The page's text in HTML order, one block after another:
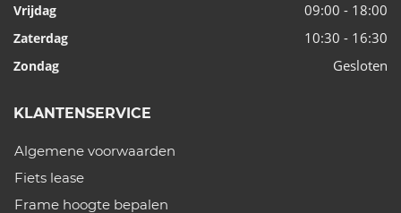
Vrijdag 09:00 - 18:00
Zaterdag 10:30 - 16:30
Zondag Gesloten
KLANTENSERVICE
Algemene voorwaarden
Fiets lease
Frame hoogte bepalen